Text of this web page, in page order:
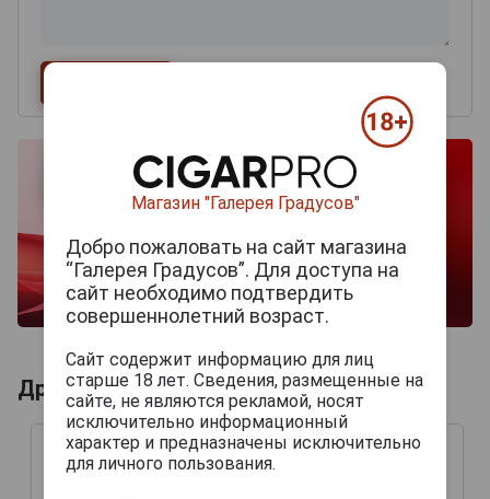
Другие продукты бренда HORACIO
Магазин "Галерея Градусов"
Добро пожаловать на сайт магазина
“Галерея Градусов”. Для доступа на
сайт необходимо подтвердить
совершеннолетний возраст.
Сайт содержит информацию для лиц
старше 18 лет. Сведения, размещенные на
сайте, не являются рекламой, носят
исключительно информационный
характер и предназначены исключительно
для личного пользования.